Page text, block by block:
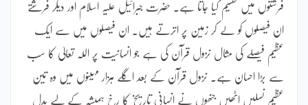
فرشتوں میں تقسیم کیا جاتا ہے۔ حضرت جبرائیل علیہ اسلام اور دیگر فرشتے
ان فیصلوں کو لے کر زمین پر اترتے ہیں۔ ان فیصلوں میں سے ایک
عظیم فیصلے کی مثال نزول قرآن کی ہے جو انسانیت پر اللہ تعالیٰ کا سب
سے بڑا احسان ہے۔ نزول قرآن کے بعد اگلے ہزار مہینوں میں وہ تین
عظیم نسلیں اٹھیں جنھوں نے انسانی تاریخ کا رخ ہمیشہ کے لیے بدل